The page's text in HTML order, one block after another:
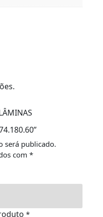
será publicado.
com *
*